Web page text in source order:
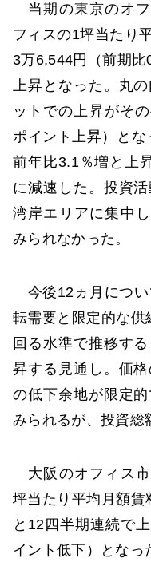
当期の東京のオ
フィスの1坪当たり
3万6,544円（前期
上昇となった。丸
ットでの上昇がそ
ポイント上昇）とな
前年比3.1％増と上
に減速した。投資
湾岸エリアに集中
みられなかった。
今後12ヵ月につい
転需要と限定的な
回る水準で推移す
昇する見通し。価
の低下余地が限定
みられるが、投資総
大阪のオフィス
坪当たり平均月額賃
と12四半期連続で
イント低下）となっ